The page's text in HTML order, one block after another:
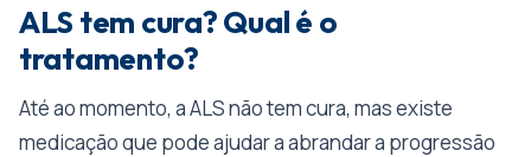
ALS tem cura? Qual é o
tratamento?
Até ao momento, a ALS não tem cura, mas existe
medicação que pode ajudar a abrandar a progressão